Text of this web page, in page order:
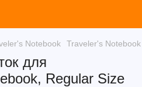
Notebook Traveler's
для
Regular Size